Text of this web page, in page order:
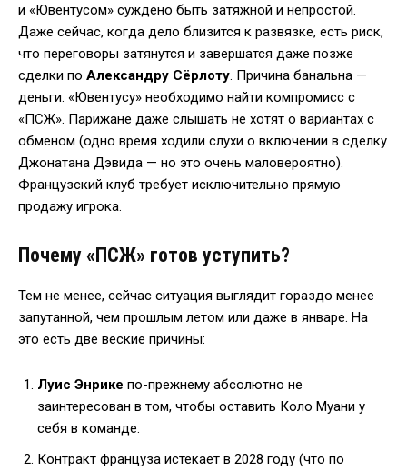
и «Ювентусом» суждено быть затяжной и непростой.
Даже сейчас, когда дело близится к развязке, есть риск,
что переговоры затянутся и завершатся даже позже
сделки по Александру Сёрлоту. Причина банальна —
деньги. «Ювентусу» необходимо найти компромисс с
«ПСЖ». Парижане даже слышать не хотят о вариантах с
обменом (одно время ходили слухи о включении в сделку
Джонатана Дэвида — но это очень маловероятно).
Французский клуб требует исключительно прямую
продажу игрока.
Почему «ПСЖ» готов уступить?
Тем не менее, сейчас ситуация выглядит гораздо менее
запутанной, чем прошлым летом или даже в январе. На
это есть две веские причины:
Луис Энрике по-прежнему абсолютно не
заинтересован в том, чтобы оставить Коло Муани у
себя в команде.
Контракт француза истекает в 2028 году (что по